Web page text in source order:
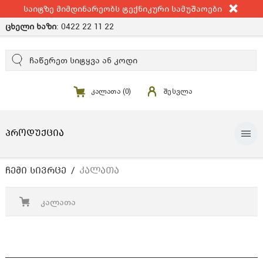
საიტზე მიმდინარეობს ტექნიკური სამუშაოები
ცხელი ხაზი: 0422 22 11 22
კალათა (0) შესვლა
ᲞᲠᲝᲓᲣᲥᲪᲘᲐ
ᲩᲔᲛᲘ ᲡᲘᲕᲠᲪᲔ ᲙᲐᲚᲐᲗᲐ
კალათა